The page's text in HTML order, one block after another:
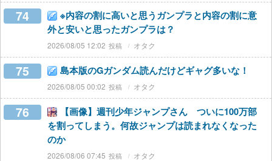
74
※内容の割に高いと思うガンプラと内容の割に意
外と安いと思ったガンプラは？
2026/08/05 12:02 オタク
75 島本版のGガンダム読んだけどギャグ多いな！
2026/08/05 00:02 オタク
76
【画像】週刊少年ジャンプさん ついに100万部
を割ってしまう。何故ジャンプは読まれなくなった
のか
2026/08/06 07:45 オタク